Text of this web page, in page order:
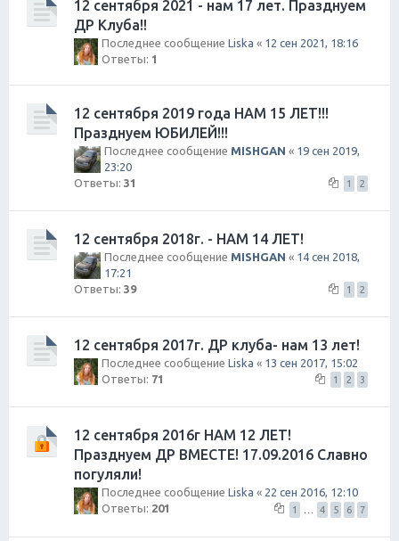
12 сентября 2021 - нам 17 лет. Празднуем
ДР Клуба!!
Последнее сообщение Liska « 12 сен 2021, 18:16
Ответы: 1
12 сентября 2019 года НАМ 15 ЛЕТ!!!
Празднуем ЮБИЛЕЙ!!!
Последнее сообщение MISHGAN « 19 сен 2019,
23:20
Ответы: 31 1 2
12 сентября 2018г. - НАМ 14 ЛЕТ!
Последнее сообщение MISHGAN « 14 сен 2018,
17:21
Ответы: 39 1 2
12 сентября 2017г. ДР клуба- нам 13 лет!
Последнее сообщение Liska « 13 сен 2017, 15:02
Ответы: 71 1 2 3
12 сентября 2016г НАМ 12 ЛЕТ!
Празднуем ДР ВМЕСТЕ! 17.09.2016 Славно
погуляли!
Последнее сообщение Liska « 22 сен 2016, 12:10
Ответы: 201 1 4 5 6 7